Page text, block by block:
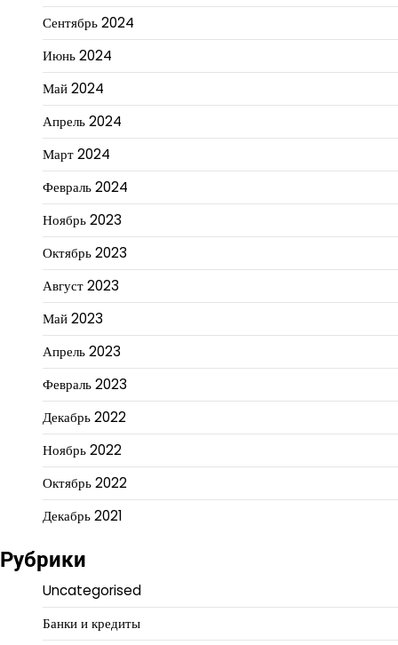
Сентябрь 2024
Июнь 2024
Май 2024
Апрель 2024
Март 2024
Февраль 2024
Ноябрь 2023
Октябрь 2023
Август 2023
Май 2023
Апрель 2023
Февраль 2023
Декабрь 2022
Ноябрь 2022
Октябрь 2022
Декабрь 2021
Рубрики
Uncategorised
Банки и кредиты